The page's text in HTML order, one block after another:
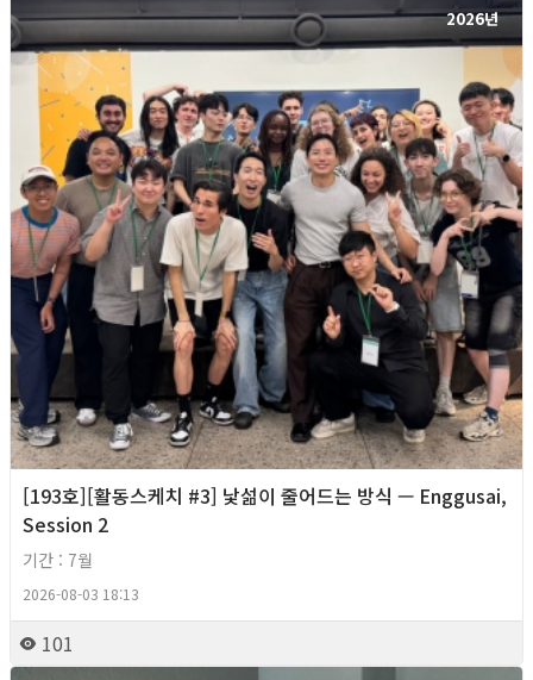
2026년
[193호][활동스케치 #3] 낯섦이 줄어드는 방식 — Enggusai,
Session 2
기간 : 7월
2026-08-03 18:13
101